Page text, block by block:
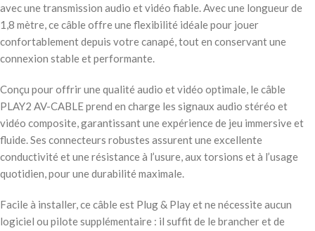
avec une transmission audio et vidéo fiable. Avec une longueur de
1,8 mètre, ce câble offre une flexibilité idéale pour jouer
confortablement depuis votre canapé, tout en conservant une
connexion stable et performante.
Conçu pour offrir une qualité audio et vidéo optimale, le câble
PLAY2 AV-CABLE prend en charge les signaux audio stéréo et
vidéo composite, garantissant une expérience de jeu immersive et
fluide. Ses connecteurs robustes assurent une excellente
conductivité et une résistance à l’usure, aux torsions et à l’usage
quotidien, pour une durabilité maximale.
Facile à installer, ce câble est Plug & Play et ne nécessite aucun
logiciel ou pilote supplémentaire : il suffit de le brancher et de